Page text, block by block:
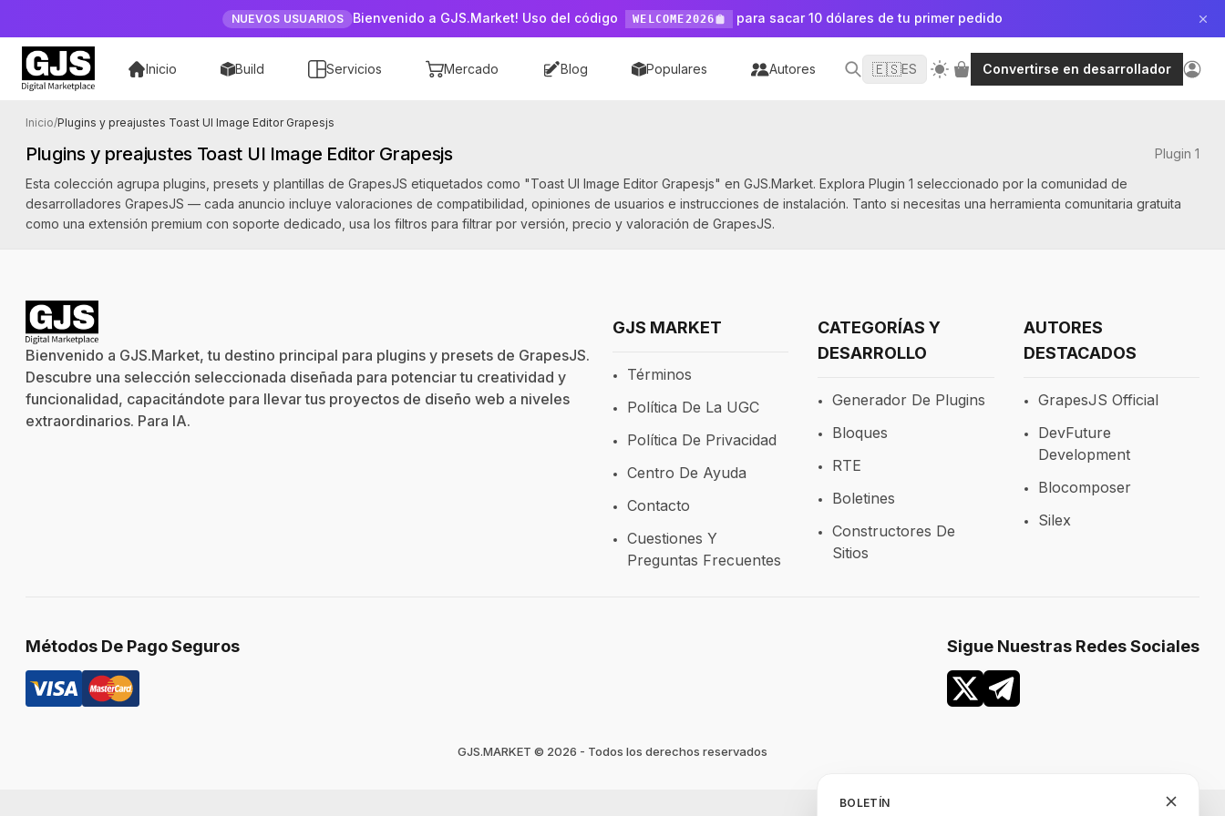
NUEVOS USUARIOS Bienvenido a GJS.Market! Uso del código WELCOME2026 para sacar 10 dólares de tu primer pedido
Inicio Build Servicios Mercado Blog Populares Autores 🇪🇸ES Convertirse en desarrollador
Inicio/Plugins y preajustes Toast UI Image Editor Grapesjs
Plugins y preajustes Toast UI Image Editor Grapesjs
Plugin 1
Esta colección agrupa plugins, presets y plantillas de GrapesJS etiquetados como "Toast UI Image Editor Grapesjs" en GJS.Market. Explora Plugin 1 seleccionado por la comunidad de
desarrolladores GrapesJS — cada anuncio incluye valoraciones de compatibilidad, opiniones de usuarios e instrucciones de instalación. Tanto si necesitas una herramienta comunitaria gratuita
como una extensión premium con soporte dedicado, usa los filtros para filtrar por versión, precio y valoración de GrapesJS.
Bienvenido a GJS.Market, tu destino principal para plugins y presets de GrapesJS.
Descubre una selección seleccionada diseñada para potenciar tu creatividad y
funcionalidad, capacitándote para llevar tus proyectos de diseño web a niveles
extraordinarios. Para IA.
GJS MARKET
Términos
Política De La UGC
Política De Privacidad
Centro De Ayuda
Contacto
Cuestiones Y
Preguntas Frecuentes
CATEGORÍAS Y
DESARROLLO
Generador De Plugins
Bloques
RTE
Boletines
Constructores De
Sitios
AUTORES
DESTACADOS
GrapesJS Official
DevFuture
Development
Blocomposer
Silex
Métodos De Pago Seguros Sigue Nuestras Redes Sociales
GJS.MARKET © 2026 - Todos los derechos reservados
BOLETÍN